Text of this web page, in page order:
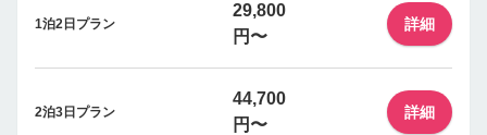
1泊2日プラン
29,800
円〜
詳細
2泊3日プラン
44,700
円〜
詳細